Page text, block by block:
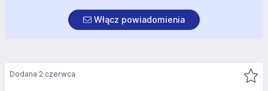
Włącz powiadomienia
Dodana 2 czerwca